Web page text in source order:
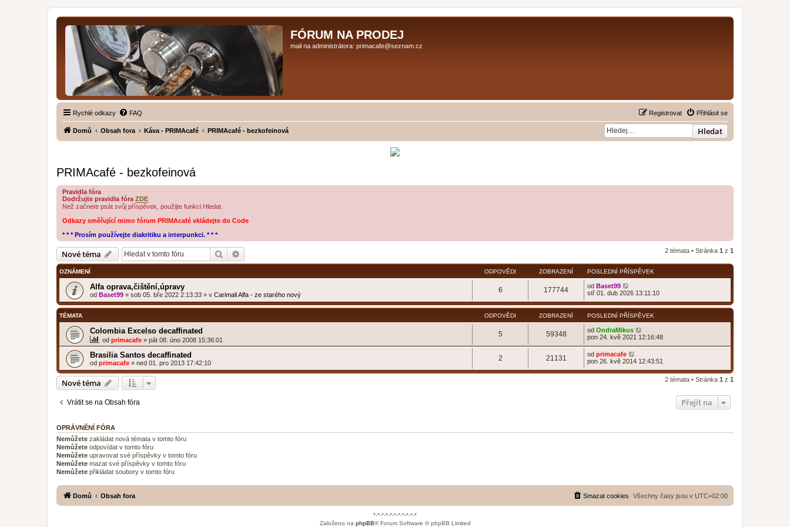
FÓRUM NA PRODEJ
mail na administrátora: primacafe@seznam.cz
Rychlé odkazy FAQ Přihlásit se
Registrovat
Domů Obsah fora Káva - PRIMAcafé PRIMAcafé - bezkofeinová Hledat
PRIMAcafé - bezkofeinová
Pravidla fóra
Dodržujte pravidla fóra ZDE
Než začnete psát svůj příspěvek, použijte funkci Hledat.
Odkazy směřující mimo fórum PRIMAcafé vkládejte do Code
* * * Prosím používejte diakritiku a interpunkci. * * *
Nové téma Hledat 2 témata • Stránka 1 z 1
OZNÁMENÍ ODPOVĚDI ZOBRAZENÍ POSLEDNÍ PŘÍSPĚVEK
Alfa oprava,čištění,úpravy
od Baset99 » sob 05. bře 2022 2:13:33 » v Carimali Alfa - ze starého nový
6 177744 od Baset99
stř 01. dub 2026 13:11:10
TÉMATA ODPOVĚDI ZOBRAZENÍ POSLEDNÍ PŘÍSPĚVEK
Colombia Excelso decaffinated
od primacafe » pát 08. úno 2008 15:36:01
5 59348 od OndraMikus
pon 24. kvě 2021 12:16:48
Brasilia Santos decaffinated
od primacafe » ned 01. pro 2013 17:42:10
2 21131 od primacafe
pon 26. kvě 2014 12:43:51
Nové téma 2 témata • Stránka 1 z 1
Vrátit se na Obsah fóra Přejít na
OPRÁVNĚNÍ FÓRA
Nemůžete zakládat nová témata v tomto fóru
Nemůžete odpovídat v tomto fóru
Nemůžete upravovat své příspěvky v tomto fóru
Nemůžete mazat své příspěvky v tomto fóru
Nemůžete přikládat soubory v tomto fóru
Domů Obsah fora Všechny časy jsou v UTC+02:00
Smazat cookies
*-*-*-*-*-*-*-*-*-*-*
Založeno na phpBB® Forum Software © phpBB Limited